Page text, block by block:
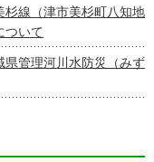
杉線（津市美杉町八知地
ついて
県管理河川水防災（みず